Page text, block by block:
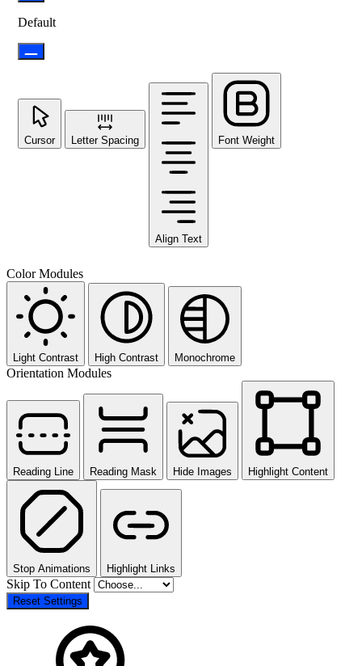
Default
Cursor Letter Spacing
Align Text
Font Weight
Color Modules
Light Contrast High Contrast Monochrome
Orientation Modules
Reading Line Reading Mask Hide Images Highlight Content
Stop Animations Highlight Links
Skip To Content
Reset Settings